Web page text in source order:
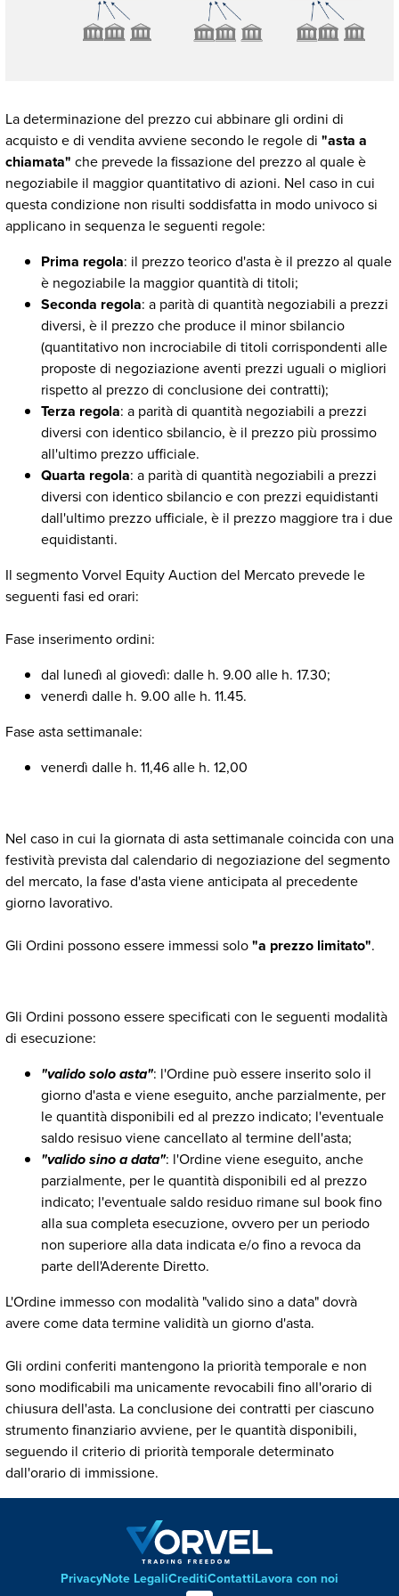
La determinazione del prezzo cui abbinare gli ordini di
acquisto e di vendita avviene secondo le regole di "asta a
chiamata" che prevede la fissazione del prezzo al quale è
negoziabile il maggior quantitativo di azioni. Nel caso in cui
questa condizione non risulti soddisfatta in modo univoco si
applicano in sequenza le seguenti regole:
Prima regola: il prezzo teorico d'asta è il prezzo al quale
è negoziabile la maggior quantità di titoli;
Seconda regola: a parità di quantità negoziabili a prezzi
diversi, è il prezzo che produce il minor sbilancio
(quantitativo non incrociabile di titoli corrispondenti alle
proposte di negoziazione aventi prezzi uguali o migliori
rispetto al prezzo di conclusione dei contratti);
Terza regola: a parità di quantità negoziabili a prezzi
diversi con identico sbilancio, è il prezzo più prossimo
all'ultimo prezzo ufficiale.
Quarta regola: a parità di quantità negoziabili a prezzi
diversi con identico sbilancio e con prezzi equidistanti
dall'ultimo prezzo ufficiale, è il prezzo maggiore tra i due
equidistanti.
Il segmento Vorvel Equity Auction del Mercato prevede le
seguenti fasi ed orari:
Fase inserimento ordini:
dal lunedì al giovedì: dalle h. 9.00 alle h. 17.30;
venerdì dalle h. 9.00 alle h. 11.45.
Fase asta settimanale:
venerdì dalle h. 11,46 alle h. 12,00
Nel caso in cui la giornata di asta settimanale coincida con una
festività prevista dal calendario di negoziazione del segmento
del mercato, la fase d'asta viene anticipata al precedente
giorno lavorativo.
Gli Ordini possono essere immessi solo"a prezzo limitato".
Gli Ordini possono essere specificati con le seguenti modalità
di esecuzione:
"valido solo asta": l'Ordine può essere inserito solo il
giorno d'asta e viene eseguito, anche parzialmente, per
le quantità disponibili ed al prezzo indicato; l'eventuale
saldo resisuo viene cancellato al termine dell'asta;
"valido sino a data": l'Ordine viene eseguito, anche
parzialmente, per le quantità disponibili ed al prezzo
indicato; l'eventuale saldo residuo rimane sul book fino
alla sua completa esecuzione, ovvero per un periodo
non superiore alla data indicata e/o fino a revoca da
parte dell'Aderente Diretto.
L'Ordine immesso con modalità "valido sino a data" dovrà
avere come data termine validità un giorno d'asta.
Gli ordini conferiti mantengono la priorità temporale e non
sono modificabili ma unicamente revocabili fino all'orario di
chiusura dell'asta. La conclusione dei contratti per ciascuno
strumento finanziario avviene, per le quantità disponibili,
seguendo il criterio di priorità temporale determinato
dall'orario di immissione.
PrivacyNote LegaliCreditiContattiLavora con noi